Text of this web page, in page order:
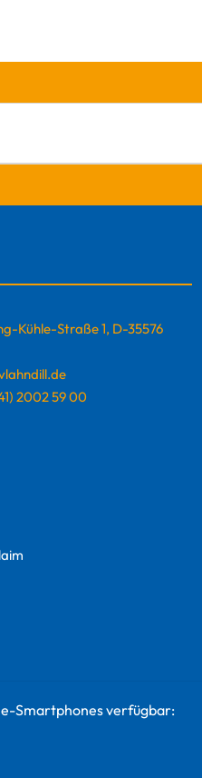
Kühle-Straße 1, D-35576
2002 59 00
Smartphones verfügbar: